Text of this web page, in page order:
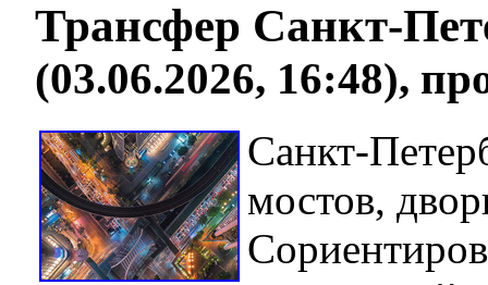
Трансфер Санкт-
(03.06.2026, 16:48),
Санкт-
мостов,